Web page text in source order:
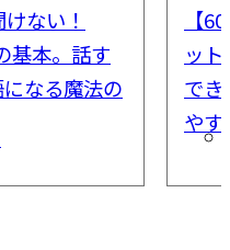
ない！
基本。話す
なる魔法の
【
ッ
でき
やす